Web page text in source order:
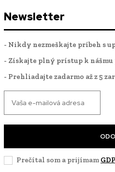
Newsletter
- Nikdy nezmeškajte príbeh s
- Získajte plný prístup k nášmu
- Prehliadajte zadarmo až z 5
Prečítal som a prijímam